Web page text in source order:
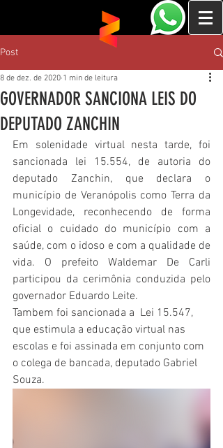
Post
GOVERNADOR SANCIONA LEIS DO
DEPUTADO ZANCHIN
8 de dez. de 2020 1 min de leitura
Em solenidade virtual nesta tarde, foi
sancionada lei 15.554, de autoria do
deputado Zanchin, que declara o
município de Veranópolis como Terra da
Longevidade, reconhecendo de forma
oficial o cuidado do município com a
saúde, com o idoso e com a qualidade de
vida. O prefeito Waldemar De Carli
participou da cerimônia conduzida pelo
governador Eduardo Leite.
Tambem foi sancionada a  Lei 15.547,
que estimula a educação virtual nas
escolas e foi assinada em conjunto com
o colega de bancada, deputado Gabriel
Souza.